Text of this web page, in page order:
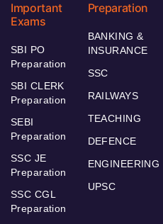
Important
Exams
SBI PO
Preparation
SBI CLERK
Preparation
SEBI
Preparation
SSC JE
Preparation
SSC CGL
Preparation
Preparation
BANKING &
INSURANCE
SSC
RAILWAYS
TEACHING
DEFENCE
ENGINEERING
UPSC